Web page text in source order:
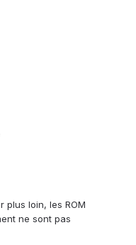
loin, les ROM
ne sont pas